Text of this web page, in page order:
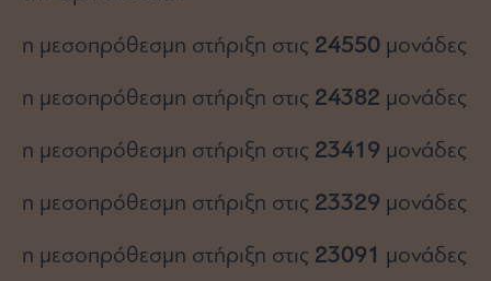
η μεσοπρόθεσμη στήριξη στις 24550 μονάδες
η μεσοπρόθεσμη στήριξη στις 24382 μονάδες
η μεσοπρόθεσμη στήριξη στις 23419 μονάδες
η μεσοπρόθεσμη στήριξη στις 23329 μονάδες
η μεσοπρόθεσμη στήριξη στις 23091 μονάδες